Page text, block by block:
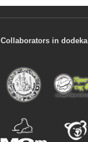
Collaborators in dodeka